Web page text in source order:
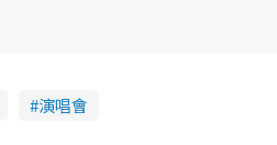
演唱會